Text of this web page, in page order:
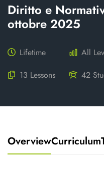
Diritto e
ottobre 2025
Lifetime
All
13 Lessons
42
OverviewCurriculum